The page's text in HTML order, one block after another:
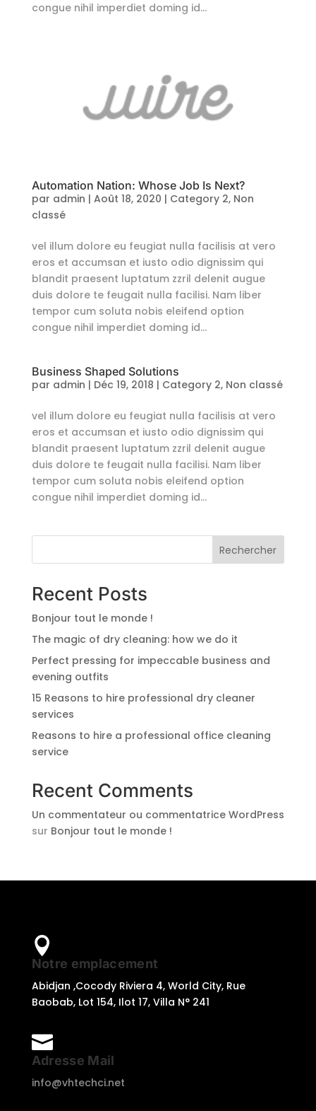
congue nihil imperdiet doming id...
Automation Nation: Whose Job Is Next?
par admin | Août 18, 2020 | Category 2, Non
classé
vel illum dolore eu feugiat nulla facilisis at vero
eros et accumsan et iusto odio dignissim qui
blandit praesent luptatum zzril delenit augue
duis dolore te feugait nulla facilisi. Nam liber
tempor cum soluta nobis eleifend option
congue nihil imperdiet doming id...
Business Shaped Solutions
par admin | Déc 19, 2018 | Category 2, Non classé
vel illum dolore eu feugiat nulla facilisis at vero
eros et accumsan et iusto odio dignissim qui
blandit praesent luptatum zzril delenit augue
duis dolore te feugait nulla facilisi. Nam liber
tempor cum soluta nobis eleifend option
congue nihil imperdiet doming id...
Rechercher
Recent Posts
Bonjour tout le monde !
The magic of dry cleaning: how we do it
Perfect pressing for impeccable business and
evening outfits
15 Reasons to hire professional dry cleaner
services
Reasons to hire a professional office cleaning
service
Recent Comments
Un commentateur ou commentatrice WordPress
sur Bonjour tout le monde !

Notre emplacement
Abidjan ,Cocody Riviera 4, World City, Rue
Baobab, Lot 154, Ilot 17, Villa N° 241

Adresse Mail
info@vhtechci.net